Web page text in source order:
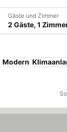
Gäste und Zimmer
2 Gäste, 1
Modern